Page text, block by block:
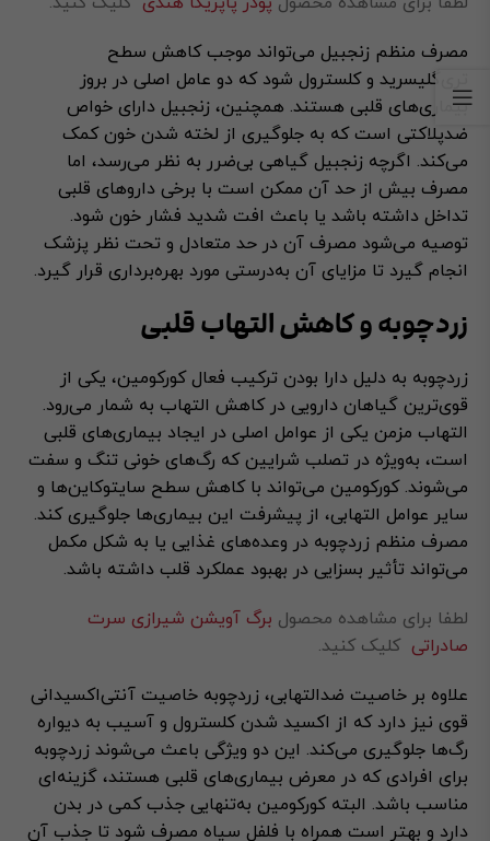
مصرف منظم زنجبیل می‌تواند موجب کاهش سطح
تری‌گلیسرید و کلسترول شود که دو عامل اصلی در بروز
بیماری‌های قلبی هستند. همچنین، زنجبیل دارای خواص
ضدپلاکتی است که به جلوگیری از لخته شدن خون کمک
می‌کند. اگرچه زنجبیل گیاهی بی‌ضرر به نظر می‌رسد، اما
مصرف بیش از حد آن ممکن است با برخی داروهای قلبی
تداخل داشته باشد یا باعث افت شدید فشار خون شود.
توصیه می‌شود مصرف آن در حد متعادل و تحت نظر پزشک
انجام گیرد تا مزایای آن به‌درستی مورد بهره‌برداری قرار گیرد.
زردچوبه و کاهش التهاب قلبی
زردچوبه به دلیل دارا بودن ترکیب فعال کورکومین، یکی از
قوی‌ترین گیاهان دارویی در کاهش التهاب به شمار می‌رود.
التهاب مزمن یکی از عوامل اصلی در ایجاد بیماری‌های قلبی
است، به‌ویژه در تصلب شرایین که رگ‌های خونی تنگ و سفت
می‌شوند. کورکومین می‌تواند با کاهش سطح سایتوکاین‌ها و
سایر عوامل التهابی، از پیشرفت این بیماری‌ها جلوگیری کند.
مصرف منظم زردچوبه در وعده‌های غذایی یا به شکل مکمل
می‌تواند تأثیر بسزایی در بهبود عملکرد قلب داشته باشد.
لطفا برای مشاهده محصول برگ آویشن شیرازی سرت
صادراتی کلیک کنید.
علاوه بر خاصیت ضدالتهابی، زردچوبه خاصیت آنتی‌اکسیدانی
قوی نیز دارد که از اکسید شدن کلسترول و آسیب به دیواره
رگ‌ها جلوگیری می‌کند. این دو ویژگی باعث می‌شوند زردچوبه
برای افرادی که در معرض بیماری‌های قلبی هستند، گزینه‌ای
مناسب باشد. البته کورکومین به‌تنهایی جذب کمی در بدن
دارد و بهتر است همراه با فلفل سیاه مصرف شود تا جذب آن